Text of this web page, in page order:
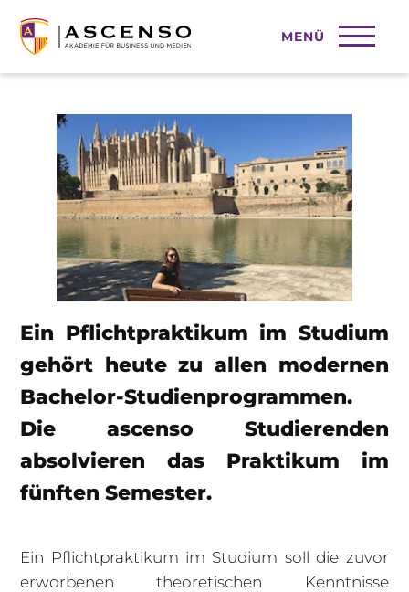
MENÜ
Ein Pflichtpraktikum im Studium
Ein Pflichtpraktikum im Studium
gehört heute zu allen modernen
Bachelor-Studienprogrammen.
Die ascenso Studierenden
absolvieren das Praktikum im
fünften Semester.
Ein Pflichtpraktikum im Studium soll die zuvor
erworbenen theoretischen Kenntnisse